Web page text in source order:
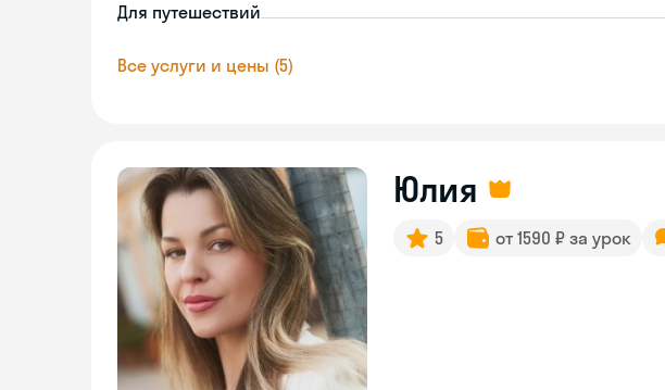
Для путешествий
Все услуги и цены (5)
Юлия
5 от 1590 ₽ за урок